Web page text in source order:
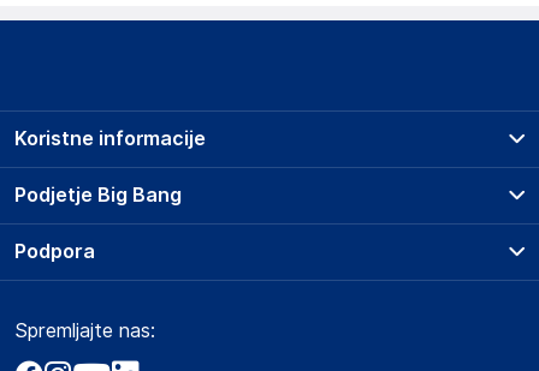
Podatki o proizvajalcu
Samsung Electronics Austria GmbH
Austria
Gospodarski subjekt s sedežem v EU, ki zagotavlja skladnost
izdelka z zahtevanimi predpisi.
Podjetje Big Bang
O podjetju
Obvestila za javnost
Koristne informacije
Prodajna mesta
Storitve
Dostava, vnos in odvoz
Podpora
Marketplace
Kako oddati naročilo?
Spremljajte nas: